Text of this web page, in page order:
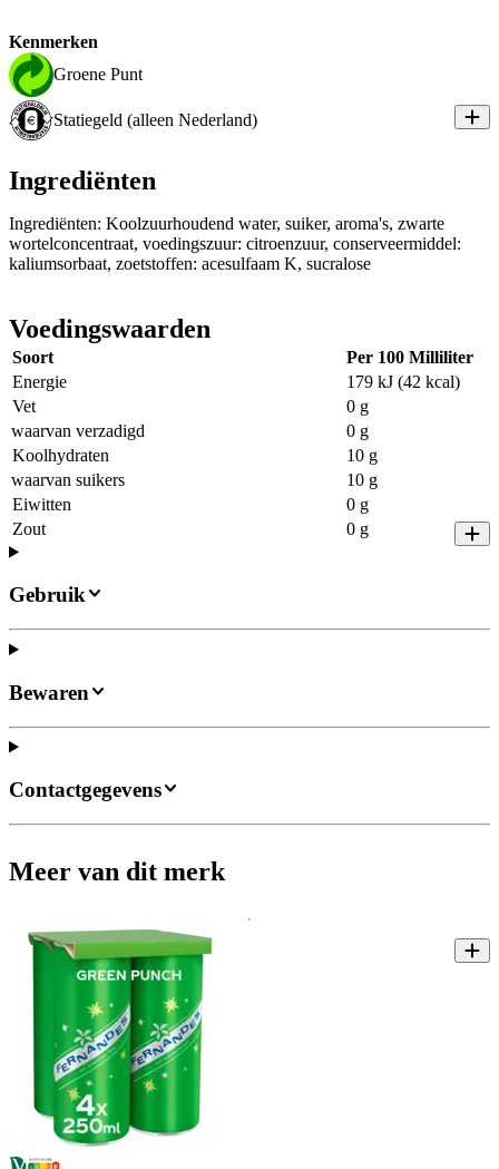
Kenmerken
Groene Punt
Statiegeld (alleen Nederland)
Ingrediënten
Ingrediënten: Koolzuurhoudend water, suiker, aroma's, zwarte
wortelconcentraat, voedingszuur: citroenzuur, conserveermiddel:
kaliumsorbaat, zoetstoffen: acesulfaam K, sucralose
Voedingswaarden
Soort
Per 100 Milliliter
Energie
179 kJ (42 kcal)
Vet
0 g
waarvan verzadigd
0 g
Koolhydraten
10 g
waarvan suikers
10 g
Eiwitten
0 g
Zout
0 g
Gebruik
Bewaren
Contactgegevens
Meer van dit merk